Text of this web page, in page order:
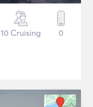
10 Cruising 0